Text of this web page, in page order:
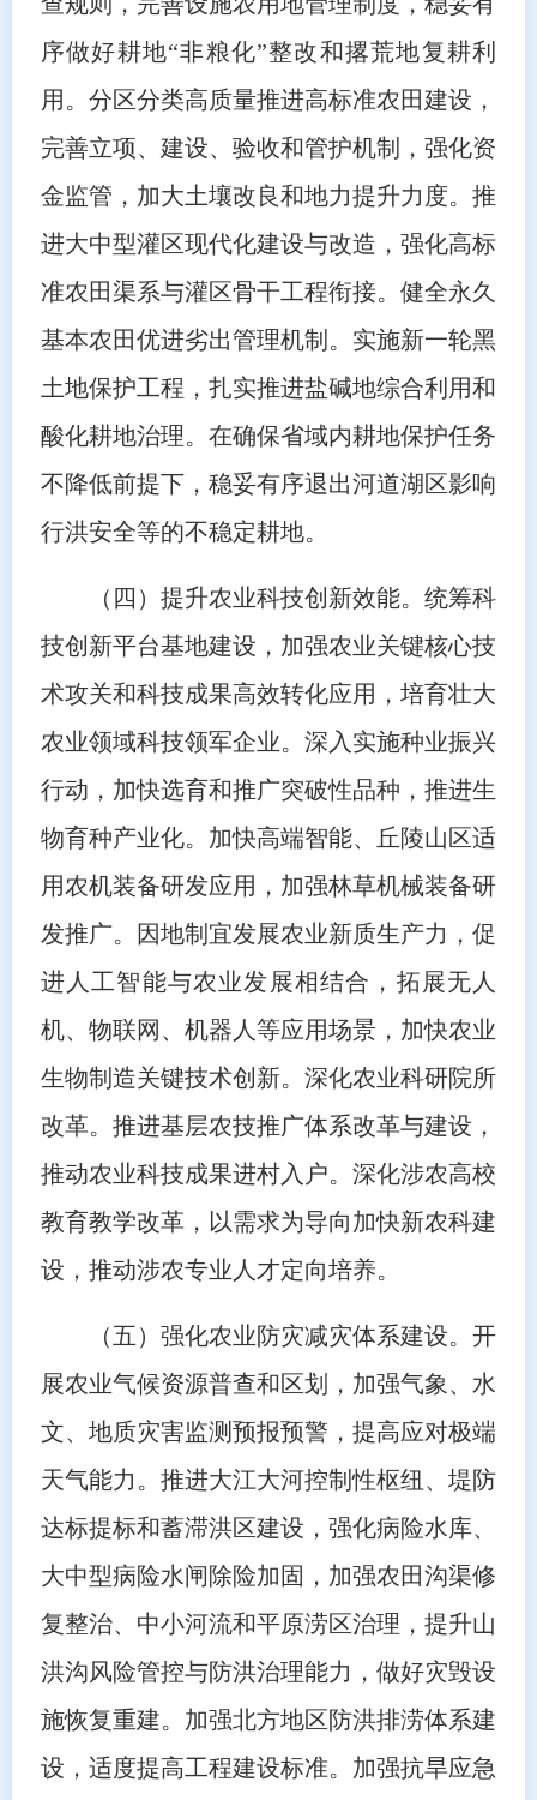
序做好耕地“非粮化”整改和撂荒地复耕利
用。分区分类高质量推进高标准农田建设，
完善立项、建设、验收和管护机制，强化资
金监管，加大土壤改良和地力提升力度。推
进大中型灌区现代化建设与改造，强化高标
准农田渠系与灌区骨干工程衔接。健全永久
基本农田优进劣出管理机制。实施新一轮黑
土地保护工程，扎实推进盐碱地综合利用和
酸化耕地治理。在确保省域内耕地保护任务
不降低前提下，稳妥有序退出河道湖区影响
行洪安全等的不稳定耕地。
（四）提升农业科技创新效能。统筹科
技创新平台基地建设，加强农业关键核心技
术攻关和科技成果高效转化应用，培育壮大
农业领域科技领军企业。深入实施种业振兴
行动，加快选育和推广突破性品种，推进生
物育种产业化。加快高端智能、丘陵山区适
用农机装备研发应用，加强林草机械装备研
发推广。因地制宜发展农业新质生产力，促
进人工智能与农业发展相结合，拓展无人
机、物联网、机器人等应用场景，加快农业
生物制造关键技术创新。深化农业科研院所
改革。推进基层农技推广体系改革与建设，
推动农业科技成果进村入户。深化涉农高校
教育教学改革，以需求为导向加快新农科建
设，推动涉农专业人才定向培养。
（五）强化农业防灾减灾体系建设。开
展农业气候资源普查和区划，加强气象、水
文、地质灾害监测预报预警，提高应对极端
天气能力。推进大江大河控制性枢纽、堤防
达标提标和蓄滞洪区建设，强化病险水库、
大中型病险水闸除险加固，加强农田沟渠修
复整治、中小河流和平原涝区治理，提升山
洪沟风险管控与防洪治理能力，做好灾毁设
施恢复重建。加强北方地区防洪排涝体系建
设，适度提高工程建设标准。加强抗旱应急